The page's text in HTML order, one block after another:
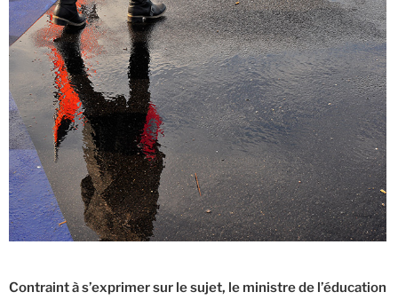
Contraint à s’exprimer sur le sujet, le ministre de l’éducation